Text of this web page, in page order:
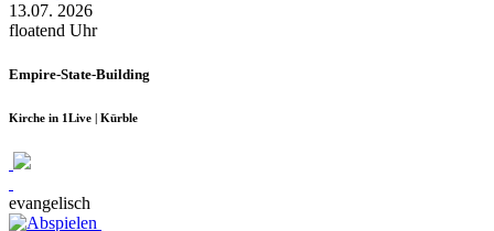
13.07. 2026
floatend Uhr
Empire-State-Building
Kirche in 1Live | Kürble
evangelisch